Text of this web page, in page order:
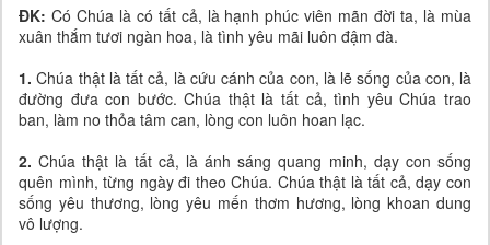
ĐK: Có Chúa là có tất cả, là hạnh phúc viên mãn đời ta, là mùa
xuân thắm tươi ngàn hoa, là tình yêu mãi luôn đậm đà.
1.Chúa thật là tất cả, là cứu cánh của con, là lẽ sống của con, là
đường đưa con bước. Chúa thật là tất cả, tình yêu Chúa trao
ban, làm no thỏa tâm can, lòng con luôn hoan lạc.
2.Chúa thật là tất cả, là ánh sáng quang minh, dạy con sống
quên mình, từng ngày đi theo Chúa. Chúa thật là tất cả, dạy con
sống yêu thương, lòng yêu mến thơm hương, lòng khoan dung
vô lượng.